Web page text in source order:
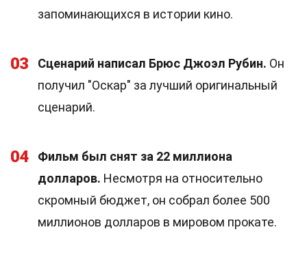
запоминающихся в истории кино.
03 Сценарий написал Брюс Джоэл Рубин. Он
получил "Оскар" за лучший оригинальный
сценарий.
04
Фильм был снят за 22 миллиона
долларов. Несмотря на относительно
скромный бюджет, он собрал более 500
миллионов долларов в мировом прокате.